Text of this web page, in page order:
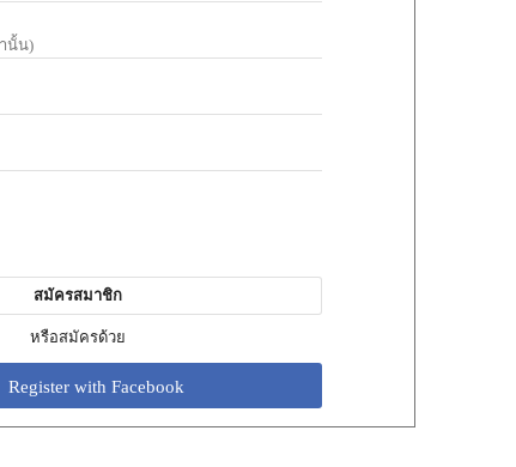
สมัครสมาชิก
หรือสมัครด้วย
Register with Facebook